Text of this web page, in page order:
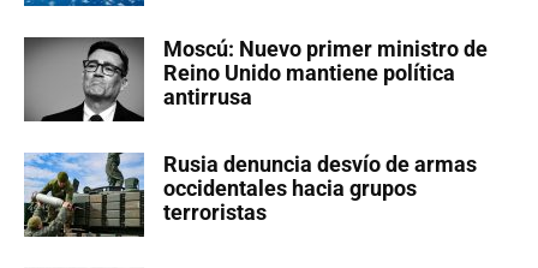
Moscú: Nuevo primer ministro de
Reino Unido mantiene política
antirrusa
Rusia denuncia desvío de armas
occidentales hacia grupos
terroristas